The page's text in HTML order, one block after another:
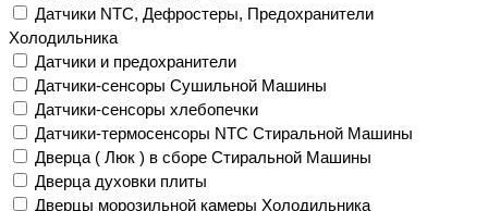
Датчики NTC, Дефростеры, Предохранители
Холодильника
Датчики и предохранители
Датчики-сенсоры Сушильной Машины
Датчики-сенсоры хлебопечки
Датчики-термосенсоры NTC Стиральной Машины
Дверца ( Люк ) в сборе Стиральной Машины
Дверца духовки плиты
Дверцы морозильной камеры Холодильника